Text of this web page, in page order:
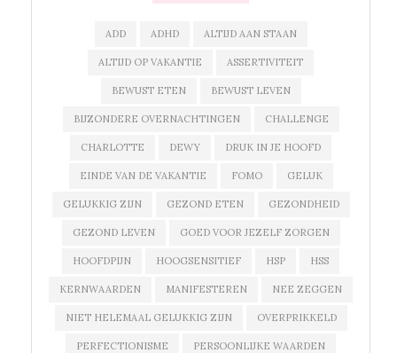
ADD ADHD ALTIJD AAN STAAN
ALTIJD OP VAKANTIE ASSERTIVITEIT
BEWUST ETEN BEWUST LEVEN
BIJZONDERE OVERNACHTINGEN CHALLENGE
CHARLOTTE DEWY DRUK IN JE HOOFD
EINDE VAN DE VAKANTIE FOMO GELUK
GELUKKIG ZIJN GEZOND ETEN GEZONDHEID
GEZOND LEVEN GOED VOOR JEZELF ZORGEN
HOOFDPIJN HOOGSENSITIEF HSP HSS
KERNWAARDEN MANIFESTEREN NEE ZEGGEN
NIET HELEMAAL GELUKKIG ZIJN OVERPRIKKELD
PERFECTIONISME PERSOONLIJKE WAARDEN